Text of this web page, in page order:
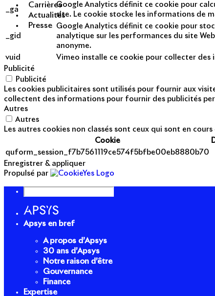
Carrières
Actualités
Presse
_ga
Google Analytics définit ce cookie pour
site. Le cookie stocke les informations de
_gid
Google Analytics définit ce cookie pour
analytique sur les performances du site
anonyme.
vuid
Vimeo installe ce cookie pour collecter
Publicité
Publicité
Les cookies publicitaires sont utilisés pour fournir aux
collectent des informations pour fournir des publicités
Autres
Autres
Les autres cookies non classés sont ceux qui sont en
Cookie
quform_session_f7b7561119ce574f5bfbe00eb8880b70
Enregistrer & appliquer
Propulsé par
Apsys en bref
A propos d’Apsys
30 ans d’Apsys
Notre raison d’être
Gouvernance
Finance
Expertise